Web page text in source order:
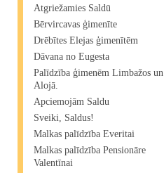
Atgriežamies Saldū
Bērvircavas ģimenīte
Drēbītes Elejas ģimenītēm
Dāvana no Eugesta
Palīdzība ģimenēm Limbažos un
Alojā.
Apciemojām Saldu
Sveiki, Saldus!
Malkas palīdzība Everitai
Malkas palīdzība Pensionāre
Valentīnai